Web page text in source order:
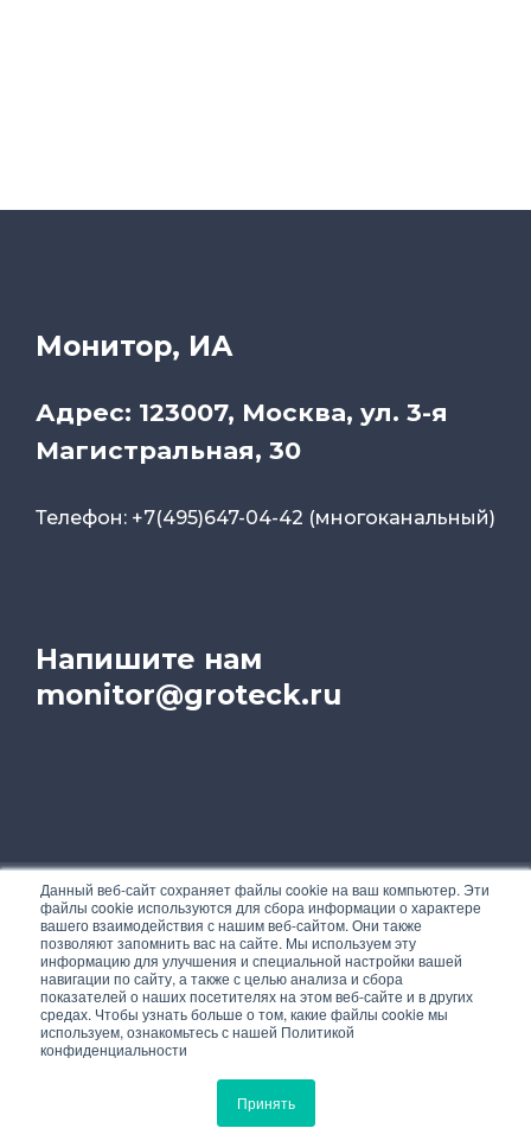
Данный веб-сайт сохраняет файлы cookie на ваш компьютер. Эти
файлы cookie используются для сбора информации о характере
вашего взаимодействия с нашим веб-сайтом. Они также
позволяют запомнить вас на сайте. Мы используем эту
информацию для улучшения и специальной настройки вашей
навигации по сайту, а также с целью анализа и сбора
показателей о наших посетителях на этом веб-сайте и в других
средах. Чтобы узнать больше о том, какие файлы cookie мы
используем, ознакомьтесь с нашей Политикой
конфиденциальности
Принять
Монитор, ИА
Адрес: 123007, Москва, ул. 3-я
Магистральная, 30
Телефон: +7(495)647-04-42 (многоканальный)
Напишите нам
monitor@groteck.ru
На этом сайте используются cookie для
персонализации сервисов и удобства
пользователей. Чтобы узнать подробнее об
использовании cookies, ознакомьтесь с нашей
Политикой конфиденциальности.
Вы можете запретить сохранение cookies в
настройках своего браузера.